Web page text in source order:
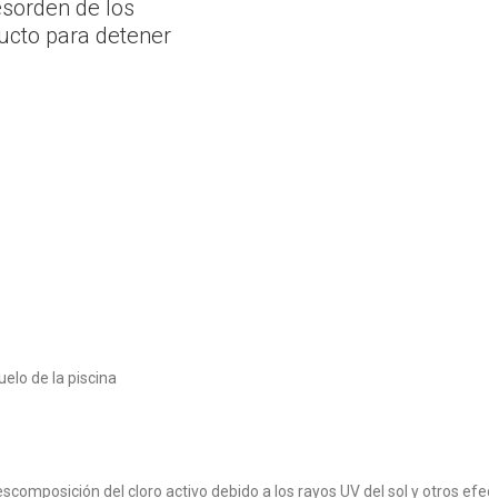
de los
para detener
de la piscina
del cloro activo debido a los rayos UV del sol y otros